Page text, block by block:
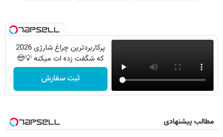
پرکاربردترین چراغ شارژی 2026
که شگفت زده ات میکنه 💡😍
ثبت سفارش
مطالب پیشنهادی